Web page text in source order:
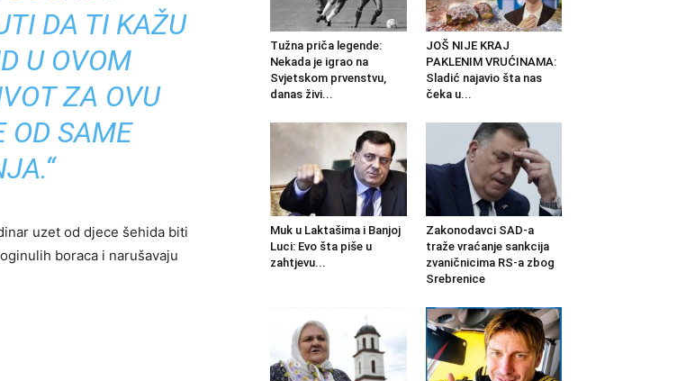
DA TI KAŽU
U OVOM
ZA OVU
OD SAME
uzet od djece šehida biti
boraca i narušavaju
Tužna priča legende:
Nekada je igrao na
Svjetskom prvenstvu,
danas živi...
JOŠ NIJE KRAJ
PAKLENIM VRUĆINAMA:
Sladić najavio šta nas
čeka u...
Muk u Laktašima i Banjoj
Luci: Evo šta piše u
zahtjevu...
Zakonodavci SAD-a
traže vraćanje sankcija
zvaničnicima RS-a zbog
Srebrenice